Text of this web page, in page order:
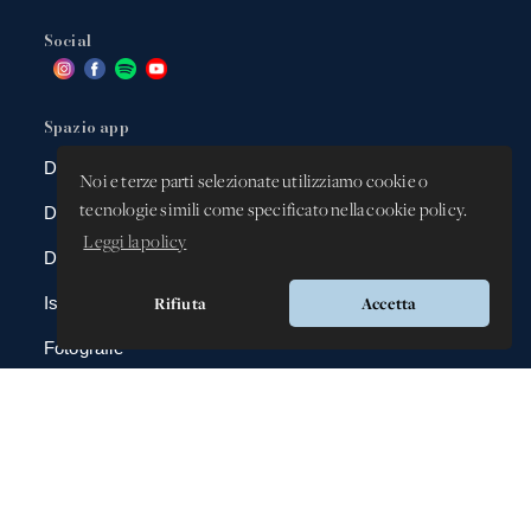
Noi e terze parti selezionate utilizziamo cookie o
tecnologie simili come specificato nella cookie policy.
Leggi la policy
Rifiuta Accetta
Social
Spazio app
DBAnima
DBContest
DBDrive
Iscrizioni
Fotografie